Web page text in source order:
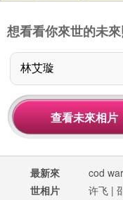
想看看你來世的未
最新來
世相片
cod
许飞 |